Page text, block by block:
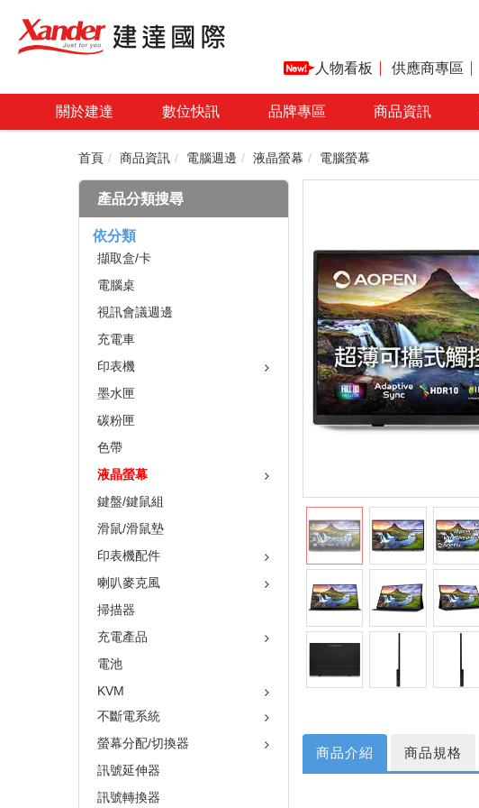
人物看板 供應商專區
關於建達 數位快訊 品牌專區 商品資訊
首頁 商品資訊 電腦週邊 液晶螢幕 電腦螢幕
產品分類搜尋
依分類
擷取盒/卡
電腦桌
視訊會議週邊
充電車
印表機
墨水匣
碳粉匣
色帶
液晶螢幕
鍵盤/鍵鼠組
滑鼠/滑鼠墊
印表機配件
喇叭麥克風
掃描器
充電產品
電池
KVM
不斷電系統
螢幕分配/切換器
訊號延伸器
訊號轉換器
商品介紹 商品規格